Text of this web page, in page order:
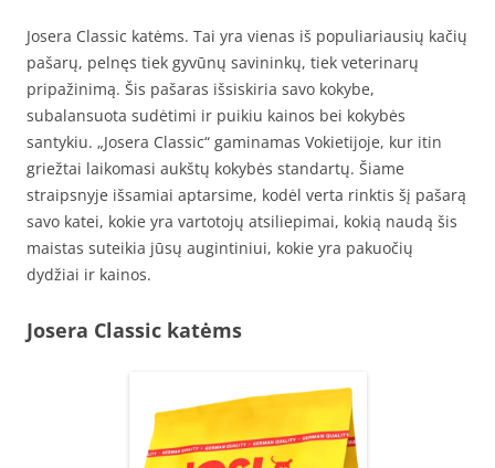
Josera Classic katėms. Tai yra vienas iš populiariausių kačių
pašarų, pelnęs tiek gyvūnų savininkų, tiek veterinarų
pripažinimą. Šis pašaras išsiskiria savo kokybe,
subalansuota sudėtimi ir puikiu kainos bei kokybės
santykiu. „Josera Classic“ gaminamas Vokietijoje, kur itin
griežtai laikomasi aukštų kokybės standartų. Šiame
straipsnyje išsamiai aptarsime, kodėl verta rinktis šį pašarą
savo katei, kokie yra vartotojų atsiliepimai, kokią naudą šis
maistas suteikia jūsų augintiniui, kokie yra pakuočių
dydžiai ir kainos.
Josera Classic katėms